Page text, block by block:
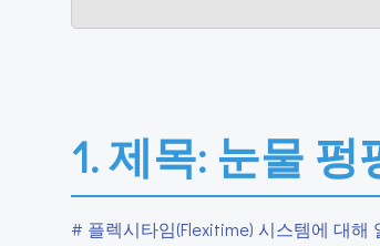
1. 제목: 눈물
# 플렉시타임(Flexitime) 시스템에 대해